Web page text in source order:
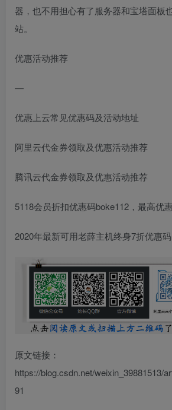
器，也不用担心有了服务器和宝塔面板
站。
优惠活动推荐
—
优惠上云常见优惠码及活动地址
阿里云代金券领取及优惠活动推荐
腾讯云代金券领取及优惠活动推荐
5118会员折扣优惠码boke112，最高优
2020年最新可用老薛主机终身7折优惠
原文链接：
https://blog.csdn.net/weixin_39881513/
91